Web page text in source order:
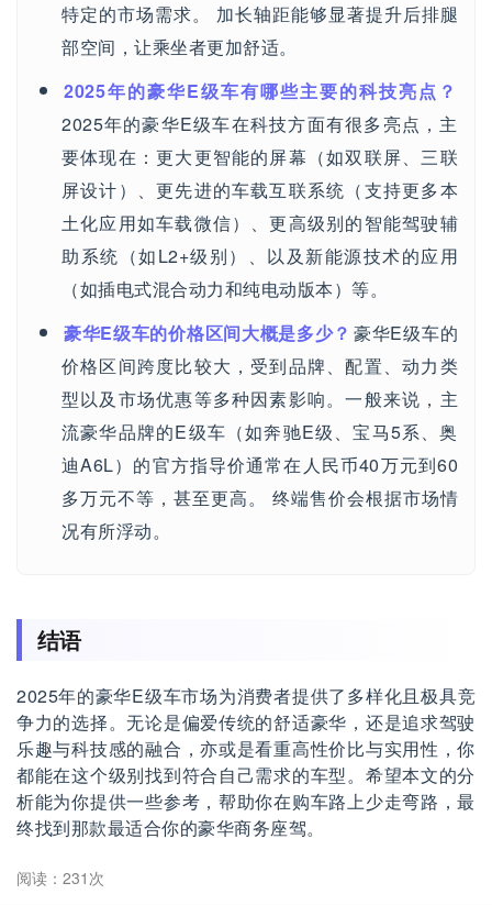
特定的市场需求。 加长轴距能够显著提升后排腿
部空间，让乘坐者更加舒适。
2025年的豪华E级车有哪些主要的科技亮点？
2025年的豪华E级车在科技方面有很多亮点，主
要体现在：更大更智能的屏幕（如双联屏、三联
屏设计）、更先进的车载互联系统（支持更多本
土化应用如车载微信）、更高级别的智能驾驶辅
助系统（如L2+级别）、以及新能源技术的应用
（如插电式混合动力和纯电动版本）等。
豪华E级车的价格区间大概是多少？ 豪华E级车的
价格区间跨度比较大，受到品牌、配置、动力类
型以及市场优惠等多种因素影响。一般来说，主
流豪华品牌的E级车（如奔驰E级、宝马5系、奥
迪A6L）的官方指导价通常在人民币40万元到60
多万元不等，甚至更高。 终端售价会根据市场情
况有所浮动。
结语
2025年的豪华E级车市场为消费者提供了多样化且极具竞
争力的选择。无论是偏爱传统的舒适豪华，还是追求驾驶
乐趣与科技感的融合，亦或是看重高性价比与实用性，你
都能在这个级别找到符合自己需求的车型。希望本文的分
析能为你提供一些参考，帮助你在购车路上少走弯路，最
终找到那款最适合你的豪华商务座驾。
阅读：231次